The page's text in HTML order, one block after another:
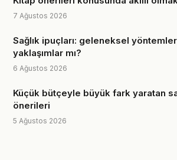
7 Ağustos 2026
Sağlık ipuçları: geleneksel
yaklaşımlar mı?
6 Ağustos 2026
Küçük bütçeyle büyük fark yaratan
önerileri
5 Ağustos 2026